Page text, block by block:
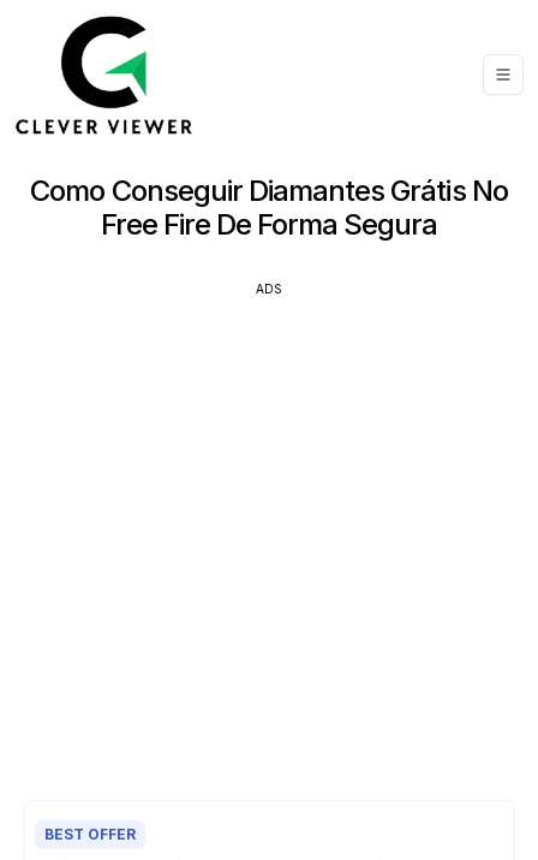
Como Conseguir Diamantes Grátis No
Free Fire De Forma Segura
ADS
BEST OFFER